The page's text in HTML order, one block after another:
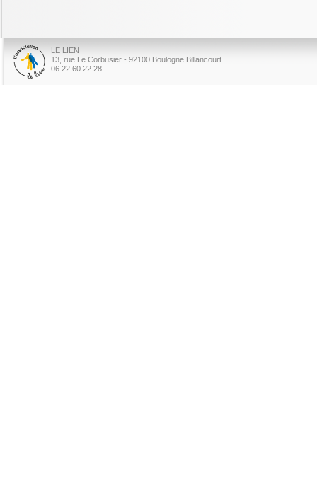
LE LIEN
13, rue Le Corbusier - 92100 Boulogne Billancourt
06 22 60 22 28